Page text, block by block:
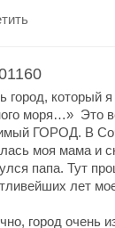
город, который
моря…» Это
ГОРОД. В
моя мама и
папа. Тут
лет
город очень